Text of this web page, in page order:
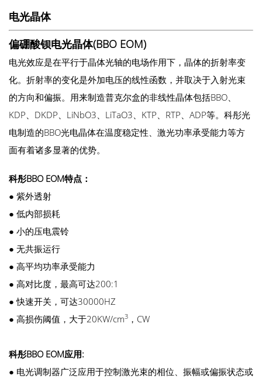
电光晶体
偏硼酸钡电光晶体(BBO EOM)
电光效应是在平行于晶体光轴的电场作用下，晶体的折射率变
化。折射率的变化是外加电压的线性函数，并取决于入射光束
的方向和偏振。用来制造普克尔盒的非线性晶体包括BBO、
KDP、DKDP、LiNbO3、LiTaO3、KTP、RTP、ADP等。科彤光
电制造的BBO光电晶体在温度稳定性、激光功率承受能力等方
面有着诸多显著的优势。
科彤BBO EOM特点：
● 紫外透射
● 低内部损耗
● 小的压电震铃
● 无共振运行
● 高平均功率承受能力
● 高对比度，最高可达200:1
●快速开关，可达30000HZ
● 高损伤阈值，大于20KW/cm3 ，CW
科彤BBO EOM应用:
● 电光调制器广泛应用于控制激光束的相位、振幅或偏振状态或